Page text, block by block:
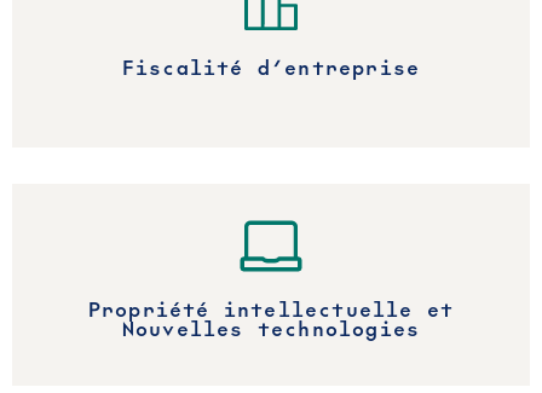
Fiscalité d’entreprise
Propriété intellectuelle et
Nouvelles technologies